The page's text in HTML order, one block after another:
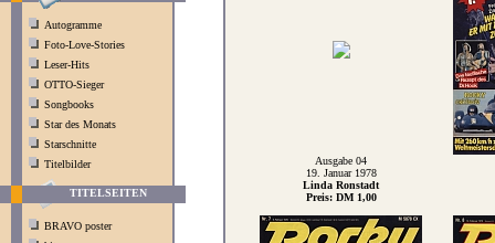
Autogramme
Foto-Love-Stories
Leser-Hits
OTTO-Sieger
Songbooks
Star des Monats
Starschnitte
Titelbilder
TITELSEITEN
BRAVO poster
Ausgabe 04
19. Januar 1978
Linda Ronstadt
Preis: DM 1,00